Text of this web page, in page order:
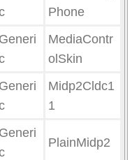
Phone
Generi
MediaContr
olSkin
Generi
Midp2Cldc1
1
Generi
PlainMidp2